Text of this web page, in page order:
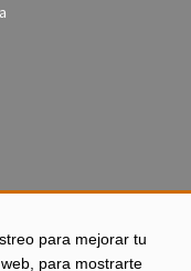
para mejorar tu
para mostrarte